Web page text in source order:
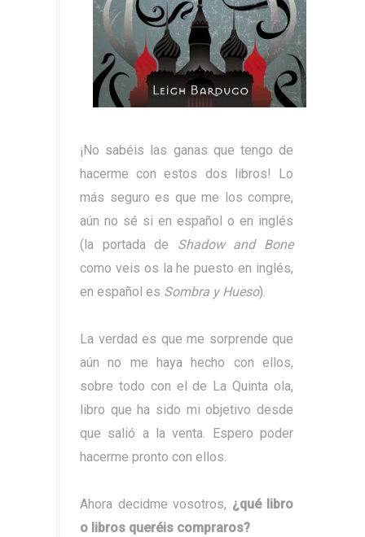
¡No sabéis las ganas que tengo de
hacerme con estos dos libros! Lo
más seguro es que me los compre,
aún no sé si en español o en inglés
(la portada de Shadow and Bone
como veis os la he puesto en inglés,
en español es Sombra y Hueso).
La verdad es que me sorprende que
aún no me haya hecho con ellos,
sobre todo con el de La Quinta ola,
libro que ha sido mi objetivo desde
que salió a la venta. Espero poder
hacerme pronto con ellos.
Ahora decidme vosotros, ¿qué libro
o libros queréis compraros?